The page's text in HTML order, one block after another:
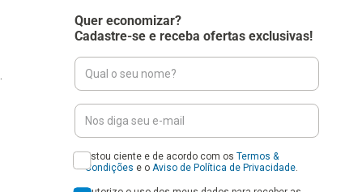
Quer economizar?
Cadastre-se e receba ofertas exclusivas!
Estou ciente e de acordo com os Termos &
Condições e o Aviso de Política de Privacidade.